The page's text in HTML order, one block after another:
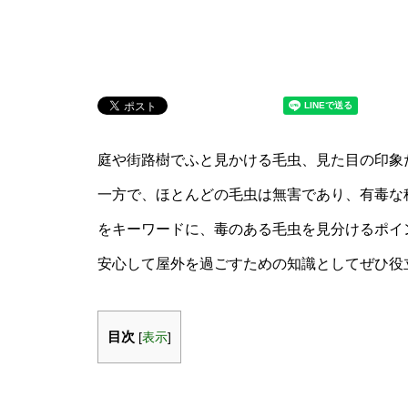
庭や街路樹でふと見かける毛虫、見た目の印
一方で、ほとんどの毛虫は無害であり、有毒
をキーワードに、毒のある毛虫を見分けるポ
安心して屋外を過ごすための知識としてぜひ役
目次 [表示]